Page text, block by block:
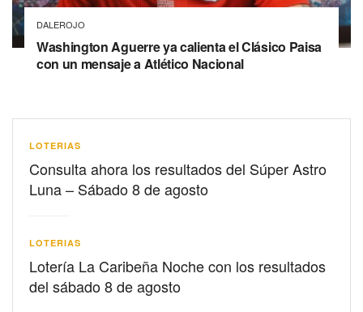
DALEROJO
Washington Aguerre ya calienta el Clásico Paisa
con un mensaje a Atlético Nacional
LOTERIAS
Consulta ahora los resultados del Súper Astro
Luna – Sábado 8 de agosto
LOTERIAS
Lotería La Caribeña Noche con los resultados
del sábado 8 de agosto